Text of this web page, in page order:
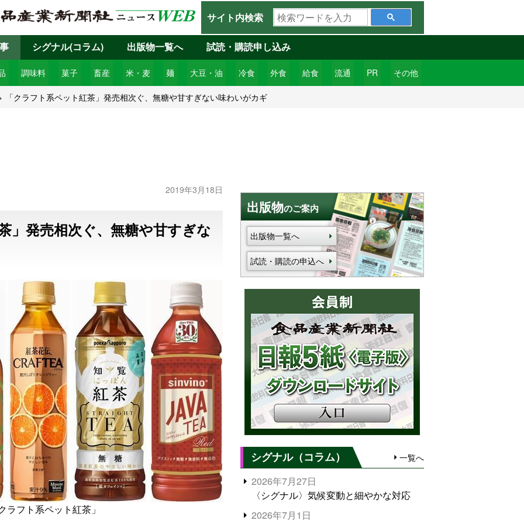
サイト内検索
検
索
ワ
ー
ド
を
調味料 菓子 畜産 米・麦 麺 大豆・油 冷食 外食 給食 流通 PR その他
シグナル(コラム) 出版物一覧へ 試読・購読申し込み
「クラフト系ペット紅茶」発売相次ぐ、無糖や甘すぎない味わいがカギ
2019年3月18日
」発売相次ぐ、無糖や甘すぎな
ラフト系ペット紅茶」
出版物のご案内
出版物一覧へ
試読・購読の申込へ
シグナル（コラム） 一覧へ
2026年7月27日
〈シグナル〉気候変動と細やかな対応
2026年7月1日